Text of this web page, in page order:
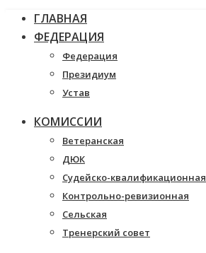
ГЛАВНАЯ
ФЕДЕРАЦИЯ
Федерация
Президиум
Устав
КОМИССИИ
Ветеранская
ДЮК
Судейско-квалификационная
Контрольно-ревизионная
Сельская
Тренерский совет